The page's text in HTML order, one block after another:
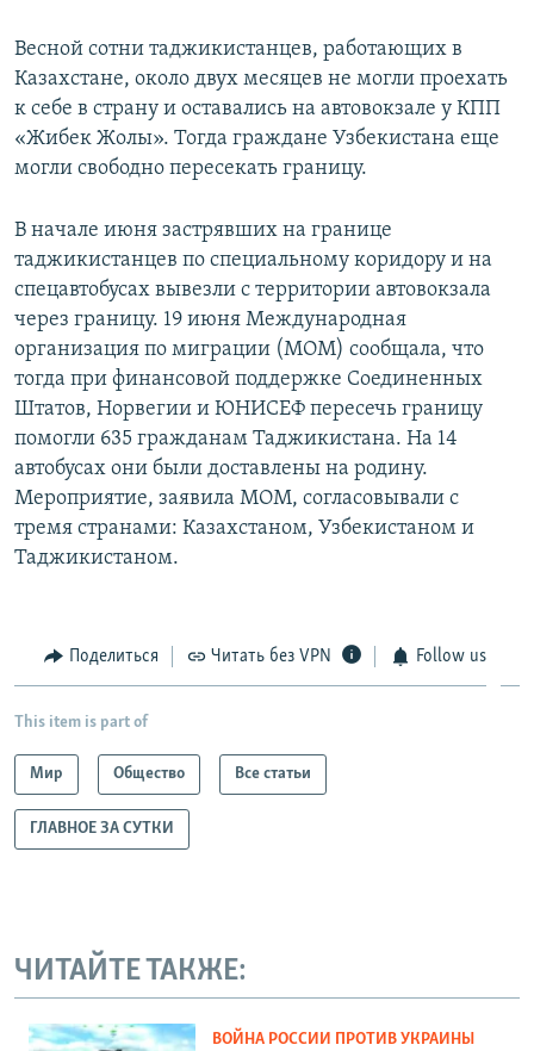
Весной сотни таджикистанцев, работающих в
Казахстане, около двух месяцев не могли проехать
к себе в страну и оставались на автовокзале у КПП
«Жибек Жолы». Тогда граждане Узбекистана еще
могли свободно пересекать границу.
В начале июня застрявших на границе
таджикистанцев по специальному коридору и на
спецавтобусах вывезли с территории автовокзала
через границу. 19 июня Международная
организация по миграции (МОМ) сообщала, что
тогда при финансовой поддержке Соединенных
Штатов, Норвегии и ЮНИСЕФ пересечь границу
помогли 635 гражданам Таджикистана. На 14
автобусах они были доставлены на родину.
Мероприятие, заявила МОМ, согласовывали с
тремя странами: Казахстаном, Узбекистаном и
Таджикистаном.
Поделиться Читать без VPN Follow us
This item is part of
Мир Общество Все статьи
ГЛАВНОЕ ЗА СУТКИ
ЧИТАЙТЕ ТАКЖЕ:
ВОЙНА РОССИИ ПРОТИВ УКРАИНЫ